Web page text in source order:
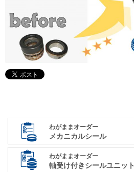
わがままオーダー
メカニカルシール
わがままオーダー
軸受け付きシールユニット